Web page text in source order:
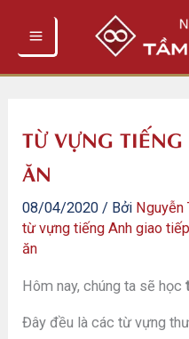
TỪ VỰNG
ĂN
08/04/2020 / Bởi Nguyễn
từ vựng tiếng Anh giao
ăn
Hôm nay, chúng ta sẽ học
Đây đều là các từ vựng